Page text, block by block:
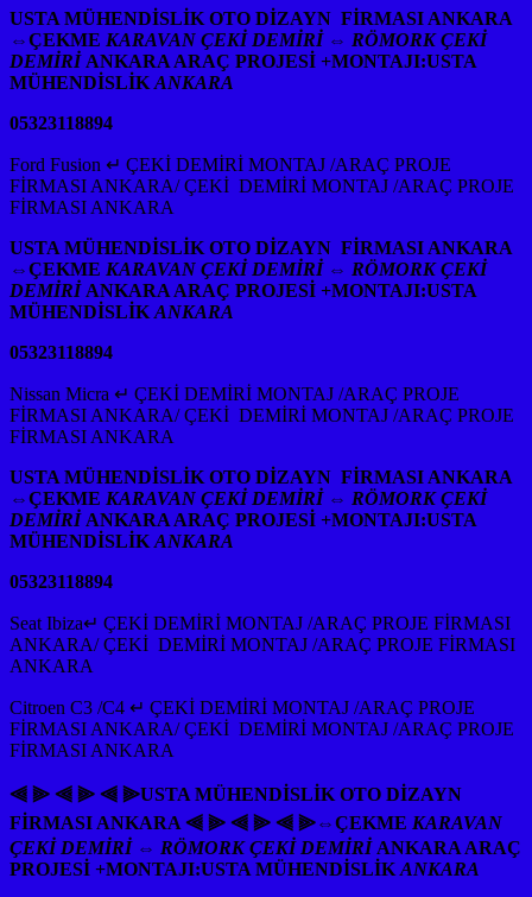
USTA MÜHENDİSLİK OTO DİZAYN FİRMASI ANKARA
⇔ÇEKME KARAVAN ÇEKİ DEMİRİ ⇔ RÖMORK ÇEKİ
DEMİRİANKARA ARAÇ PROJESİ +MONTAJI:USTA
MÜHENDİSLİK ANKARA
05323118894
Ford Fusion ↵ ÇEKİ DEMİRİ MONTAJ /ARAÇ PROJE
FİRMASI ANKARA/ ÇEKİ DEMİRİ MONTAJ /ARAÇ PROJE
FİRMASI ANKARA
USTA MÜHENDİSLİK OTO DİZAYN FİRMASI ANKARA
⇔ÇEKME KARAVAN ÇEKİ DEMİRİ ⇔ RÖMORK ÇEKİ
DEMİRİANKARA ARAÇ PROJESİ +MONTAJI:USTA
MÜHENDİSLİK ANKARA
05323118894
Nissan Micra ↵ ÇEKİ DEMİRİ MONTAJ /ARAÇ PROJE
FİRMASI ANKARA/ ÇEKİ DEMİRİ MONTAJ /ARAÇ PROJE
FİRMASI ANKARA
USTA MÜHENDİSLİK OTO DİZAYN FİRMASI ANKARA
⇔ÇEKME KARAVAN ÇEKİ DEMİRİ ⇔ RÖMORK ÇEKİ
DEMİRİANKARA ARAÇ PROJESİ +MONTAJI:USTA
MÜHENDİSLİK ANKARA
05323118894
Seat Ibiza↵ ÇEKİ DEMİRİ MONTAJ /ARAÇ PROJE FİRMASI
ANKARA/ ÇEKİ DEMİRİ MONTAJ /ARAÇ PROJE FİRMASI
ANKARA
Citroen C3 /C4 ↵ ÇEKİ DEMİRİ MONTAJ /ARAÇ PROJE
FİRMASI ANKARA/ ÇEKİ DEMİRİ MONTAJ /ARAÇ PROJE
FİRMASI ANKARA
⫷ ⫸ ⫷ ⫸ ⫷ ⫸USTA MÜHENDİSLİK OTO DİZAYN
FİRMASI ANKARA ⫷ ⫸ ⫷ ⫸ ⫷ ⫸⇔ÇEKME KARAVAN
ÇEKİ DEMİRİ ⇔ RÖMORK ÇEKİ DEMİRİANKARA ARAÇ
PROJESİ +MONTAJI:USTA MÜHENDİSLİK ANKARA